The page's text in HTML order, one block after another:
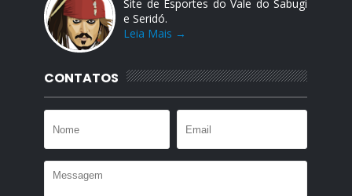
Site de Esportes do Vale do Sabugi
e Seridó.
Leia Mais →
CONTATOS